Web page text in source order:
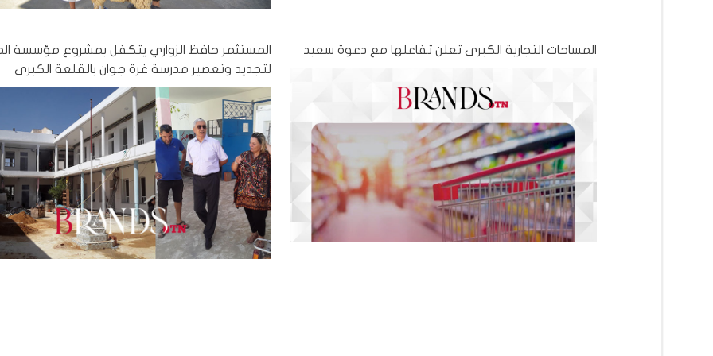
المساحات التجارية الكبرى تعلن تفاعلها مع دعوة سعيد
المستثمر حافظ الزواري يتكفل بمشروع مؤسسة
لتجديد وتعصير مدرسة غرة جوان بالقلعة الكبرى